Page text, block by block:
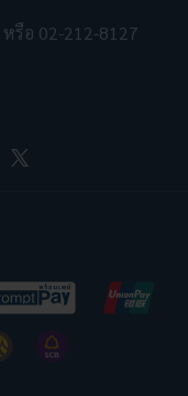
หรือ 02-212-8127